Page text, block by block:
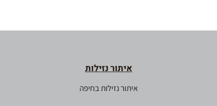
איתור נזילות
איתור נזילות בחיפה